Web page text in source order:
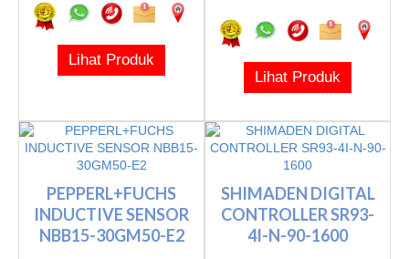
Lihat Produk
Lihat Produk
PEPPERL+FUCHS
INDUCTIVE SENSOR
NBB15-30GM50-E2
SHIMADEN DIGITAL
CONTROLLER SR93-
4I-N-90-1600